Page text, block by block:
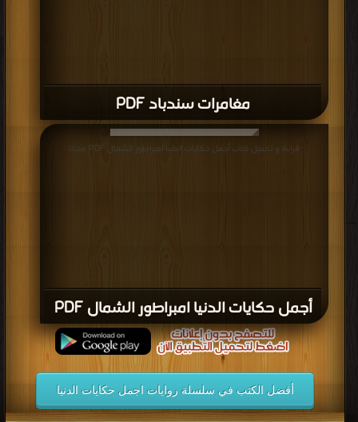
مغامرات سندباد PDF
أجمل حكايات الدنيا امبراطور الشمال PDF
قراءة و تحميل كتاب أجمل حكايات الدنيا امبراطور الشمال PDF مجانا
أفضل الكتب في سلسلة روايات اجمل حكايات الدنيا